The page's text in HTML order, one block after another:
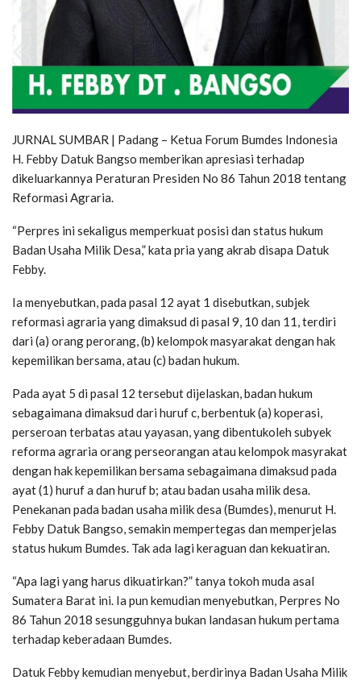
JURNAL SUMBAR | Padang – Ketua Forum Bumdes Indonesia
H. Febby Datuk Bangso memberikan apresiasi terhadap
dikeluarkannya Peraturan Presiden No 86 Tahun 2018 tentang
Reformasi Agraria.
“Perpres ini sekaligus memperkuat posisi dan status hukum
Badan Usaha Milik Desa,” kata pria yang akrab disapa Datuk
Febby.
Ia menyebutkan, pada pasal 12 ayat 1 disebutkan, subjek
reformasi agraria yang dimaksud di pasal 9, 10 dan 11, terdiri
dari (a) orang perorang, (b) kelompok masyarakat dengan hak
kepemilikan bersama, atau (c) badan hukum.
Pada ayat 5 di pasal 12 tersebut dijelaskan, badan hukum
sebagaimana dimaksud dari huruf c, berbentuk (a) koperasi,
perseroan terbatas atau yayasan, yang dibentukoleh subyek
reforma agraria orang perseorangan atau kelompok masyrakat
dengan hak kepemilikan bersama sebagaimana dimaksud pada
ayat (1) huruf a dan huruf b; atau badan usaha milik desa.
Penekanan pada badan usaha milik desa (Bumdes), menurut H.
Febby Datuk Bangso, semakin mempertegas dan memperjelas
status hukum Bumdes. Tak ada lagi keraguan dan kekuatiran.
“Apa lagi yang harus dikuatirkan?” tanya tokoh muda asal
Sumatera Barat ini. Ia pun kemudian menyebutkan, Perpres No
86 Tahun 2018 sesungguhnya bukan landasan hukum pertama
terhadap keberadaan Bumdes.
Datuk Febby kemudian menyebut, berdirinya Badan Usaha Milik